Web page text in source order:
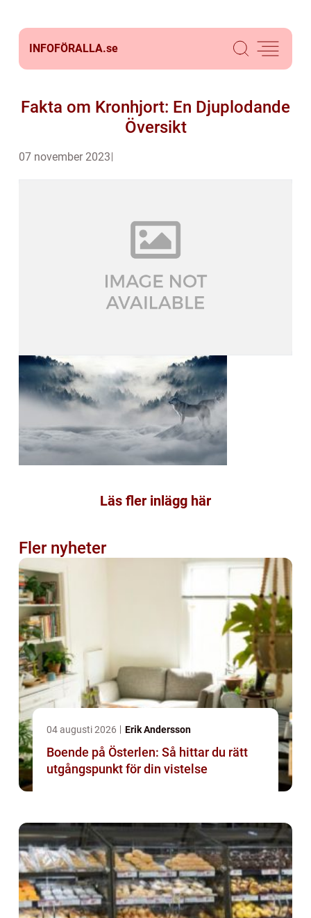
INFOFÖRALLA.se
Fakta om Kronhjort: En Djuplodande
Översikt
07 november 2023
Läs fler inlägg här
Fler nyheter
04 augusti 2026 Erik Andersson
Boende på Österlen: Så hittar du rätt
utgångspunkt för din vistelse